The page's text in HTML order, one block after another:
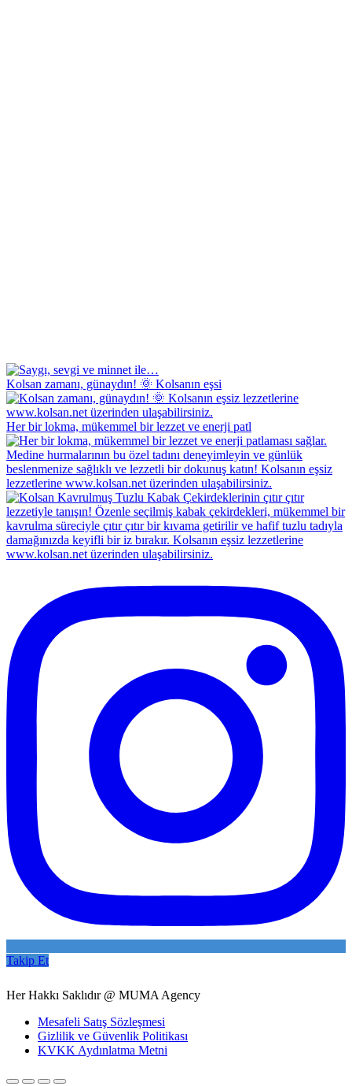
Kolsan zamanı, günaydın! 🌞 Kolsanın eşsi
Her bir lokma, mükemmel bir lezzet ve enerji patl
Takip Et
Her Hakkı Saklıdır @ MUMA Agency
Mesafeli Satış Sözleşmesi
Gizlilik ve Güvenlik Politikası
KVKK Aydınlatma Metni